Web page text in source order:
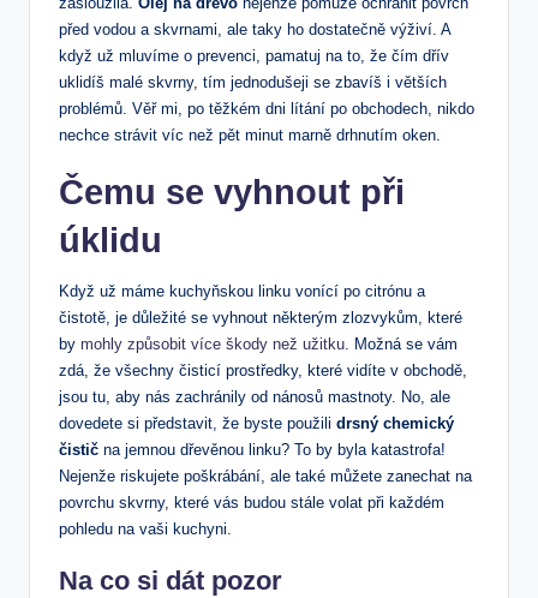
před vodou a skvrnami, ale taky ho dostatečně výživí. A
když už mluvíme o prevenci, pamatuj na to, že čím dřív
uklidíš malé skvrny, tím jednodušeji se zbavíš i větších
problémů. Věř mi, po těžkém dni lítání po obchodech, nikdo
nechce strávit víc než pět minut marně drhnutím oken.
Čemu se vyhnout při
úklidu
Když už máme kuchyňskou linku vonící po citrónu a
čistotě, je důležité se vyhnout některým zlozvykům, které
by mohly způsobit více škody než užitku. Možná se vám
zdá, že všechny čisticí prostředky, které vidíte v obchodě,
jsou tu, aby nás zachránily od nánosů mastnoty. No, ale
dovedete si představit, že byste použili drsný chemický
čistič na jemnou dřevěnou linku? To by byla katastrofa!
Nejenže riskujete poškrábání, ale také můžete zanechat na
povrchu skvrny, které vás budou stále volat při každém
pohledu na vaši kuchyni.
Na co si dát pozor